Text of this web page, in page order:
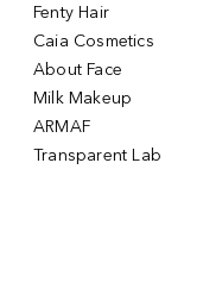
Fenty Hair
Caia Cosmetics
About Face
Milk Makeup
ARMAF
Transparent Lab